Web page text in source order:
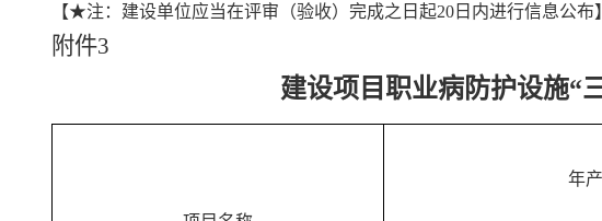
【★注：建设单位应当在评审（验收）完成之日起20日内进行信息公布】
附件3
建设项目职业病防护设施“
年